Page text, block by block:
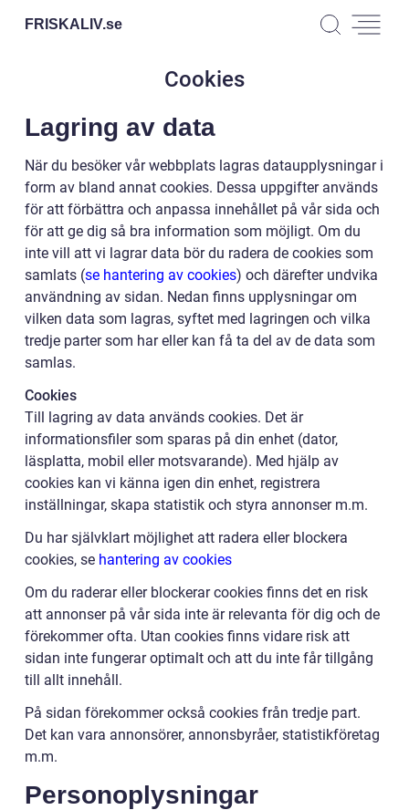
FRISKALIV.se
Cookies
Lagring av data
När du besöker vår webbplats lagras dataupplysningar i
form av bland annat cookies. Dessa uppgifter används
för att förbättra och anpassa innehållet på vår sida och
för att ge dig så bra information som möjligt. Om du
inte vill att vi lagrar data bör du radera de cookies som
samlats (se hantering av cookies) och därefter undvika
användning av sidan. Nedan finns upplysningar om
vilken data som lagras, syftet med lagringen och vilka
tredje parter som har eller kan få ta del av de data som
samlas.
Cookies
Till lagring av data används cookies. Det är
informationsfiler som sparas på din enhet (dator,
läsplatta, mobil eller motsvarande). Med hjälp av
cookies kan vi känna igen din enhet, registrera
inställningar, skapa statistik och styra annonser m.m.
Du har självklart möjlighet att radera eller blockera
cookies, se hantering av cookies
Om du raderar eller blockerar cookies finns det en risk
att annonser på vår sida inte är relevanta för dig och de
förekommer ofta. Utan cookies finns vidare risk att
sidan inte fungerar optimalt och att du inte får tillgång
till allt innehåll.
På sidan förekommer också cookies från tredje part.
Det kan vara annonsörer, annonsbyråer, statistikföretag
m.m.
Personoplysningar